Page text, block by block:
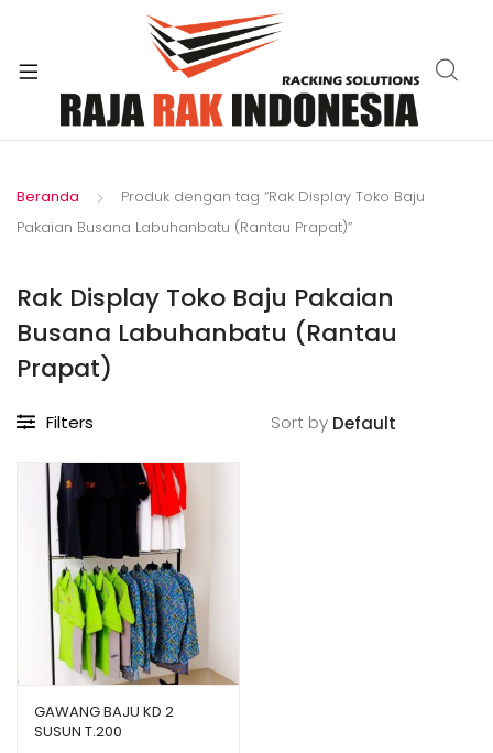
Beranda
Produk dengan tag “Rak Display Toko Baju
Pakaian Busana Labuhanbatu (Rantau Prapat)”
Rak Display Toko Baju Pakaian
Busana Labuhanbatu (Rantau
Prapat)
Filters Sort by
GAWANG BAJU KD 2
SUSUN T.200